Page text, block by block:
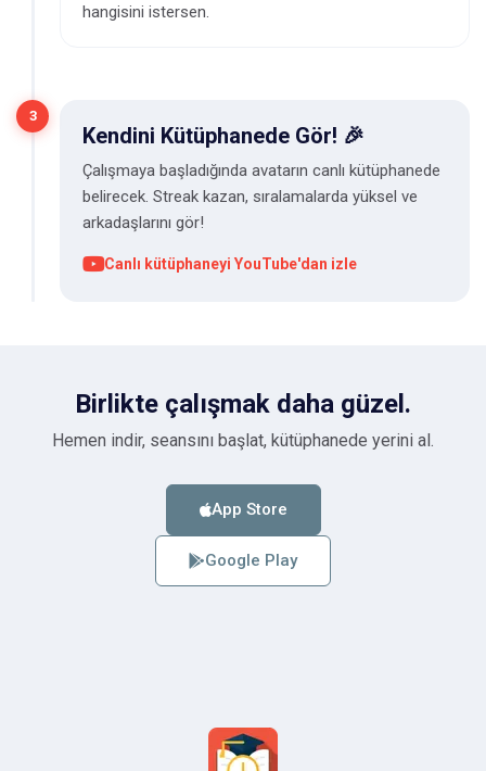
hangisini istersen.
3
Kendini Kütüphanede Gör! 🎉
Çalışmaya başladığında avatarın canlı kütüphanede
belirecek. Streak kazan, sıralamalarda yüksel ve
arkadaşlarını gör!
Canlı kütüphaneyi YouTube'dan izle
Birlikte çalışmak daha güzel.
Hemen indir, seansını başlat, kütüphanede yerini al.
App Store
Google Play